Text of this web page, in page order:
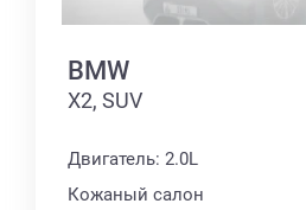
BMW
X2, SUV
Двигатель: 2.0L
Кожаный салон